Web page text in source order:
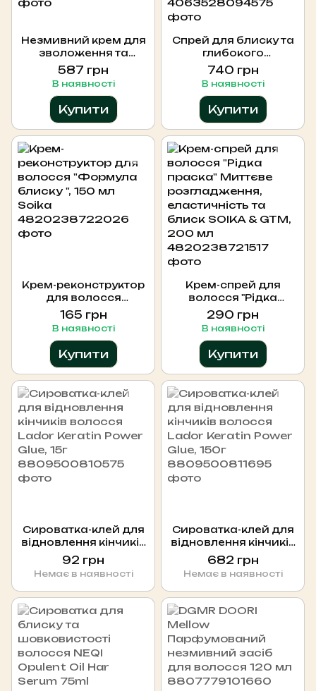
Незмивний крем для
зволоження та
блиску для волосся
NEQI Moisture
Cream 200 ml
587 грн
В наявності
Купити
Спрей для блиску та
глибокого
зволоження з
термозахистом NEQI
Ultimate Styling Spray
180ml
740 грн
В наявності
Купити
Крем-реконструктор
для волосся
"Формула блиску ",
150 мл Soika
165 грн
В наявності
Купити
Крем-спрей для
волосся "Рідка
праска" Миттєве
розгладження,
блиск SOIKA & GTM,
200 мл
290 грн
В наявності
Купити
Сироватка-клей для
відновлення кінчиків
волосся Lador
Keratin Power Glue, 15г
92 грн
Немає в наявності
Сироватка-клей для
відновлення кінчиків
волосся Lador
Keratin Power Glue,
150г
682 грн
Немає в наявності